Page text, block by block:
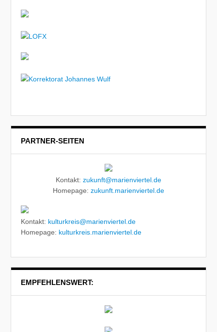
PARTNER-SEITEN
Kontakt: zukunft@marienviertel.de
Homepage: zukunft.marienviertel.de
Kontakt: kulturkreis@marienviertel.de
Homepage: kulturkreis.marienviertel.de
EMPFEHLENSWERT: